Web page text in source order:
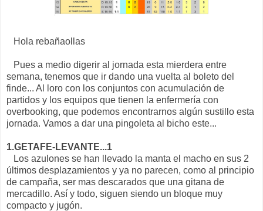
Hola rebañaollas
Pues a medio digerir al jornada esta mierdera entre
semana, tenemos que ir dando una vuelta al boleto del
finde... Al loro con los conjuntos con acumulación de
partidos y los equipos que tienen la enfermería con
overbooking, que podemos encontrarnos algún sustillo esta
jornada. Vamos a dar una pingoleta al bicho este...
1.GETAFE-LEVANTE...1
Los azulones se han llevado la manta el macho en sus 2
últimos desplazamientos y ya no parecen, como al principio
de campaña, ser mas descarados que una gitana de
mercadillo. Así y todo, siguen siendo un bloque muy
compacto y jugón.